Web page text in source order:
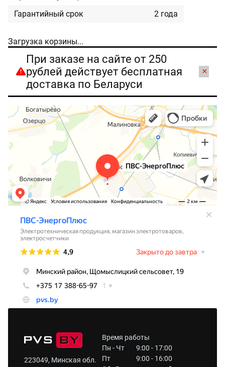
Гарантийный срок
2 года
Загрузка корзины...
При заказе на сайте от 250
рублей действует бесплатная
доставка по Беларуси
×
223049, Минская обл.
Время работы
Пн - Чт
9:00 - 17:00
Пт
9:00 - 16:00